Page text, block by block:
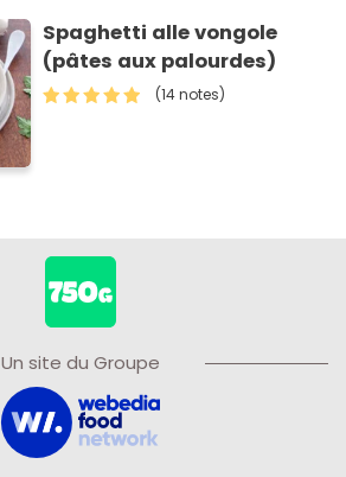
Spaghetti alle vongole
(pâtes aux palourdes)
(14 notes)
Un site du Groupe